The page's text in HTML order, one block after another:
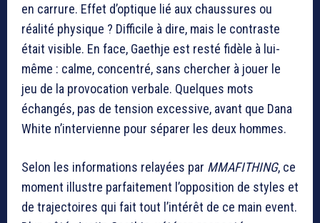
en carrure. Effet d’optique lié aux chaussures ou
réalité physique ? Difficile à dire, mais le contraste
était visible. En face, Gaethje est resté fidèle à lui-
même : calme, concentré, sans chercher à jouer le
jeu de la provocation verbale. Quelques mots
échangés, pas de tension excessive, avant que Dana
White n’intervienne pour séparer les deux hommes.
Selon les informations relayées par MMAFITHING, ce
moment illustre parfaitement l’opposition de styles et
de trajectoires qui fait tout l’intérêt de ce main event.